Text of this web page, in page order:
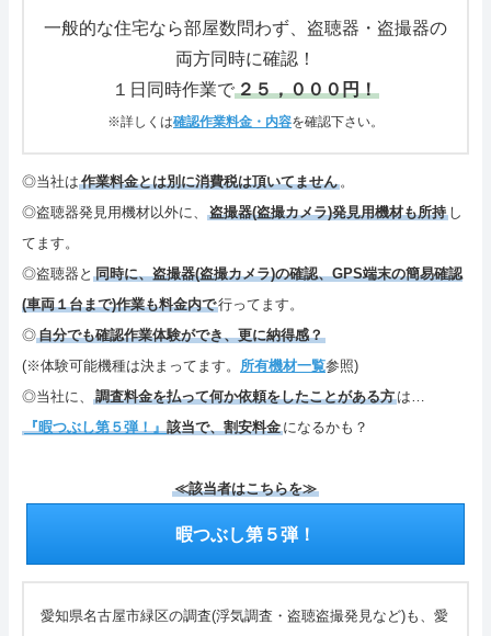
特定商取引表記・プライバシーポリシー
ご連絡(電話,メール,ブログ,SNS)
カテゴリーメニュー
サイトマップ
一般的な住宅なら部屋数問わず、盗聴器・盗撮器の
両方同時に確認！
１日同時作業で２５，０００円！
※詳しくは確認作業料金・内容を確認下さい。
◎当社は 作業料金とは別に消費税は頂いてません 。
◎盗聴器発見用機材以外に、
盗撮器(盗撮カメラ)発見用機材も所持 し
てます。
◎盗聴器と 同時に、盗撮器(盗撮カメラ)の確認、GPS端末の簡易確認
(車両１台まで)作業も料金内で行ってます。
◎自分でも確認作業体験ができ、更に納得感？
(※体験可能機種は決まってます。 所有機材一覧参照)
◎当社に、
調査料金を払って何か依頼をしたことがある方 は…
『暇つぶし第５弾！』 該当で、割安料金 になるかも？
≪該当者はこちらを≫
暇つぶし第５弾！
愛知県名古屋市緑区の調査(浮気調査・盗聴盗撮発見など)も、愛